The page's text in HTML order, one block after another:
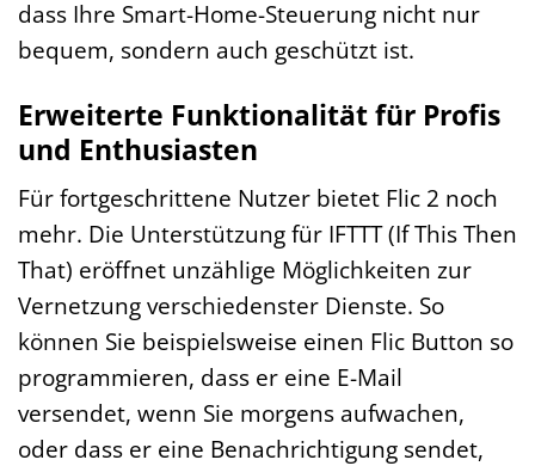
dass Ihre Smart-Home-Steuerung nicht nur
bequem, sondern auch geschützt ist.
Erweiterte Funktionalität für Profis
und Enthusiasten
Für fortgeschrittene Nutzer bietet Flic 2 noch
mehr. Die Unterstützung für IFTTT (If This Then
That) eröffnet unzählige Möglichkeiten zur
Vernetzung verschiedenster Dienste. So
können Sie beispielsweise einen Flic Button so
programmieren, dass er eine E-Mail
versendet, wenn Sie morgens aufwachen,
oder dass er eine Benachrichtigung sendet,